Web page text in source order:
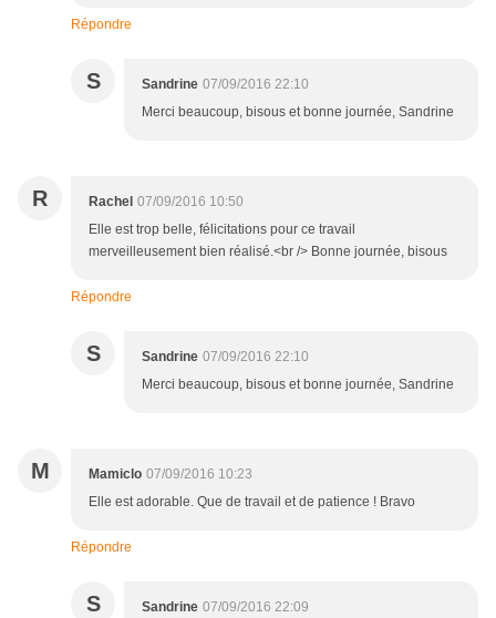
Répondre
S Sandrine 07/09/2016 22:10
Merci beaucoup, bisous et bonne journée, Sandrine
R Rachel 07/09/2016 10:50
Elle est trop belle, félicitations pour ce travail
merveilleusement bien réalisé.<br /> Bonne journée, bisous
Répondre
S Sandrine 07/09/2016 22:10
Merci beaucoup, bisous et bonne journée, Sandrine
M Mamiclo 07/09/2016 10:23
Elle est adorable. Que de travail et de patience ! Bravo
Répondre
S Sandrine 07/09/2016 22:09